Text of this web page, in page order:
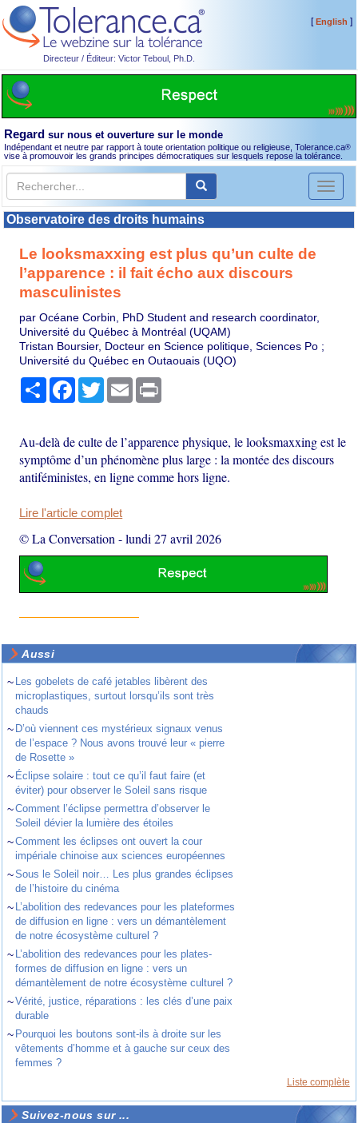
Directeur / Éditeur: Victor Teboul, Ph.D.
[English ]
Regard sur nous et ouverture sur le monde
Indépendant et neutre par rapport à toute orientation politique ou religieuse, Tolerance.ca®
vise à promouvoir les grands principes démocratiques sur lesquels repose la tolérance.
Toggle
Observatoire des droits humains
Le looksmaxxing est plus qu’un culte de
l’apparence : il fait écho aux discours
masculinistes
par Océane Corbin, PhD Student and research coordinator,
Université du Québec à Montréal (UQAM)
Tristan Boursier, Docteur en Science politique, Sciences Po ;
Université du Québec en Outaouais (UQO)
PartagerFacebook
TwitterEmail
Au-delà de culte de l’apparence physique, le looksmaxxing est le
symptôme d’un phénomène plus large : la montée des discours
antiféministes, en ligne comme hors ligne.
Lire l'article complet
© La Conversation -lundi 27 avril 2026
Aussi
~ Les gobelets de café jetables libèrent des
microplastiques, surtout lorsqu’ils sont très
chauds
~ D’où viennent ces mystérieux signaux venus
de l’espace ? Nous avons trouvé leur « pierre
de Rosette »
~ Éclipse solaire : tout ce qu’il faut faire (et
éviter) pour observer le Soleil sans risque
~Comment l’éclipse permettra d’observer le
Soleil dévier la lumière des étoiles
~Comment les éclipses ont ouvert la cour
impériale chinoise aux sciences européennes
~Sous le Soleil noir… Les plus grandes éclipses
de l’histoire du cinéma
~ L’abolition des redevances pour les plateformes
de diffusion en ligne : vers un démantèlement
de notre écosystème culturel ?
~ L’abolition des redevances pour les plates-
formes de diffusion en ligne : vers un
démantèlement de notre écosystème culturel ?
~Vérité, justice, réparations : les clés d’une paix
durable
~ Pourquoi les boutons sont-ils à droite sur les
vêtements d’homme et à gauche sur ceux des
femmes ?
Liste complète
Suivez-nous sur ...